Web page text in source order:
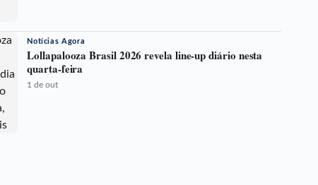
Notícias Agora
Lollapalooza Brasil 2026 revela line-up diário nesta
quarta-feira
1 de out